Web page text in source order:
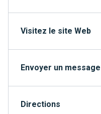
Visitez le site Web
Envoyer un message
Directions